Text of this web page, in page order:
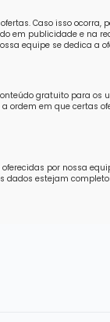
Caso isso
em publicidade e na
equipe se dedica a
gratuito para
em que certas
por nossa
estejam